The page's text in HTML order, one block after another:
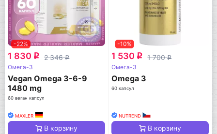
-22%
1 830 q 2 346q
Омега-3
Vegan Omega 3-6-9
1480 mg
60 веган капсул
MAXLER
В корзину
-10%
1 530 q 1 700q
Омега-3
Omega 3
60 капсул
NUTREND
В корзину